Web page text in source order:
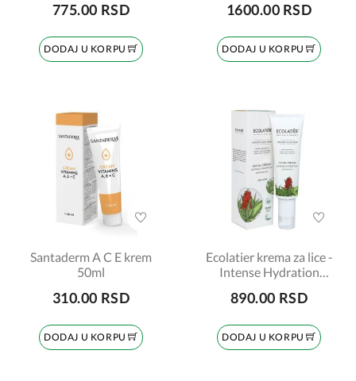
775.00 RSD
DODAJ U KORPU
1600.00 RSD
DODAJ U KORPU
Santaderm A C E krem
50ml
310.00 RSD
DODAJ U KORPU
Ecolatier krema za lice -
Intense Hydration
890.00 RSD
DODAJ U KORPU